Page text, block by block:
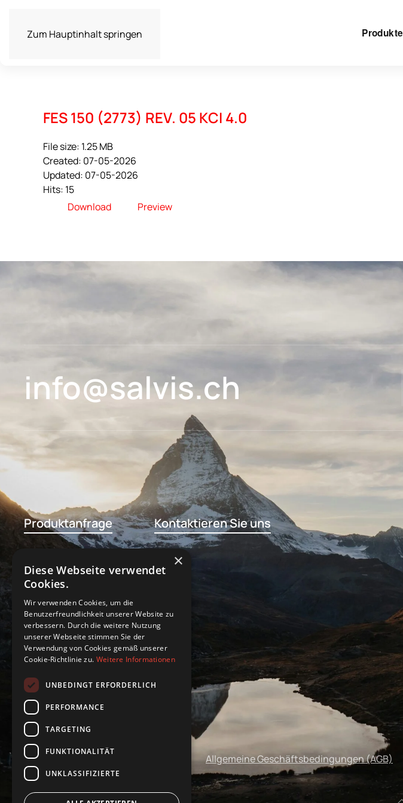
Zum Hauptinhalt springen Produkte
FES 150 (2773) REV. 05 KCI 4.0
File size: 1.25 MB
Created: 07-05-2026
Updated: 07-05-2026
Hits: 15
Download
Preview
info@salvis.ch
Produktanfrage Kontaktieren Sie uns
Impressum Allgemeine Geschäftsbedingungen (AGB)
×
Diese Webseite verwendet
Cookies.
Wir verwenden Cookies, um die
Benutzerfreundlichkeit unserer Website zu
verbessern. Durch die weitere Nutzung
unserer Webseite stimmen Sie der
Verwendung von Cookies gemäß unserer
Cookie-Richtlinie zu. Weitere Informationen
UNBEDINGT ERFORDERLICH
PERFORMANCE
TARGETING
FUNKTIONALITÄT
UNKLASSIFIZIERTE